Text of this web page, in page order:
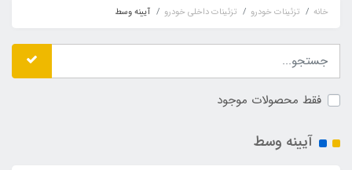
خانه تزئینات خودرو تزئینات داخلی خودرو آیینه وسط
فقط محصولات موجود
آیینه وسط